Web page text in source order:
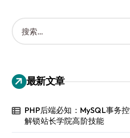
搜
索
：
最新文章
PHP后端必知：MySQL事务控
解锁站长学院高阶技能